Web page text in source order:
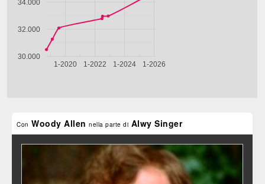
Con Woody Allen nella parte di Alwy Singer